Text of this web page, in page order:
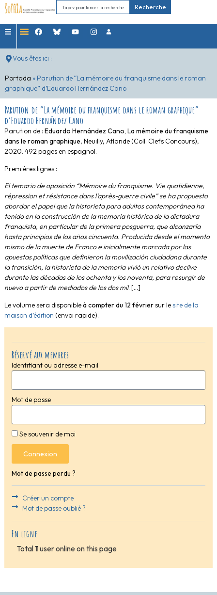
Recherche
Vous êtes ici :
Portada » Parution de “La mémoire du franquisme dans le roman
graphique” d’Eduardo Hernández Cano
Réservé aux membres
Identifiant ou adresse e-mail
Mot de passe
Se souvenir de moi
Connexion
Mot de passe perdu ?
Créer un compte
Mot de passe oublié ?
En ligne
Total 1 user online on this page
Parution de “La mémoire du franquisme dans le roman graphique”
d’Eduardo Hernández Cano
Parution de : Eduardo Hernández Cano, La mémoire du franquisme
dans le roman graphique, Neuilly, Atlande (Coll. Clefs Concours),
2020. 492 pages en espagnol.
Premières lignes :
El temario de oposición “Mémoire du franquisme. Vie quotidienne,
répression et résistance dans l’après-guerre civile” se ha propuesto
abordar el papel que la historieta para adultos contemporánea ha
tenido en la construcción de la memoria histórica de la dictadura
franquista, en particular de la primera posguerra, que alcanzaría
hasta principios de los años cincuenta. Producida desde el momento
mismo de la muerte de Franco e inicialmente marcada por las
apuestas políticas que definieron la movilización ciudadana durante
la transición, la historieta de la memoria vivió un relativo declive
durante las décadas de los ochenta y los noventa, para resurgir de
nuevo a partir de mediados de los dos mil. […]
Le volume sera disponibleà compter du 12 févriersur lesite de la
maison d’édition (envoi rapide).